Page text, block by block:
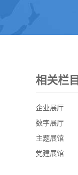
相关栏目
企业展厅
数字展厅
主题展馆
党建展馆